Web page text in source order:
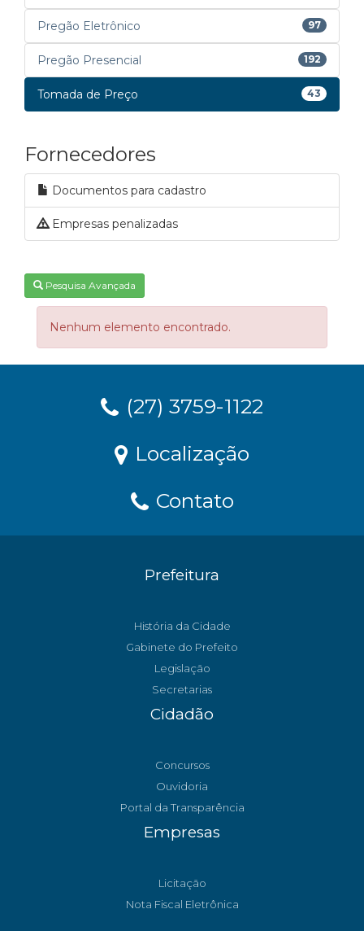
Pregão Eletrônico 97
Pregão Presencial 192
Tomada de Preço 43
Fornecedores
Documentos para cadastro
Empresas penalizadas
Pesquisa Avançada
Nenhum elemento encontrado.
(27) 3759-1122
Localização
Contato
Prefeitura
História da Cidade
Gabinete do Prefeito
Legislação
Secretarias
Cidadão
Concursos
Ouvidoria
Portal da Transparência
Empresas
Licitação
Nota Fiscal Eletrônica